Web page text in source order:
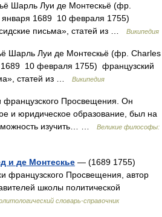
Шарль Луи де Монтескьё (фр.
января 1689 10 февраля 1755)
письма», статей из …
Википедия
Шарль Луи де Монтескьё (фр. Charles
10 февраля 1755) французский
статей из …
Википедия
Просвещения. Он
и юридическое образование, был на
изучить… …
Великие философы:
и де Монтескье — (1689 1755)
французского Просвещения, автор
школы политической
словарь-справочник